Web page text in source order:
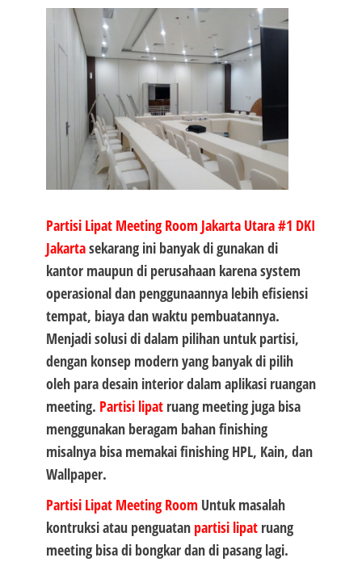
Partisi Lipat Meeting Room Jakarta Utara #1 DKI
Jakartasekarang ini banyak di gunakan di
kantor maupun di perusahaan karena system
operasional dan penggunaannya lebih efisiensi
tempat, biaya dan waktu pembuatannya.
Menjadi solusi di dalam pilihan untuk partisi,
dengan konsep modern yang banyak di pilih
oleh para desain interior dalam aplikasi ruangan
meeting. Partisi lipatruang meeting juga bisa
menggunakan beragam bahan finishing
misalnya bisa memakai finishing HPL, Kain, dan
Wallpaper.
Partisi Lipat Meeting Room Untuk masalah
kontruksi atau penguatan partisi lipat ruang
meeting bisa di bongkar dan di pasang lagi.